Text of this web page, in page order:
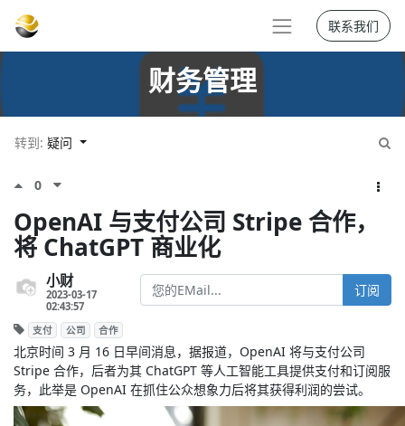
联系我们
财务管理
转到: 疑问
0
OpenAI 与支付公司 Stripe 合作，
将 ChatGPT 商业化
小财
2023-03-17
02:43:57
订阅
支付 公司 合作
北京时间 3 月 16 日早间消息，据报道，OpenAI 将与支付公司
Stripe 合作，后者为其 ChatGPT 等人工智能工具提供支付和订阅服
务，此举是 OpenAI 在抓住公众想象力后将其获得利润的尝试。